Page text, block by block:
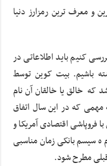
و معرف ترین رمزارز دنیا
کنیم باید اطلاعاتی در
باشیم. بیت کوین توسط
ایی در سال ۲۰۰۸ متولد شد که خالق یا خالقان آن نام
مهمی که در این سال اتفاق
فروپاشی اقتصادی آمریکا و
ه سیسم بانکی زمان مناسبی
مطرح شود.